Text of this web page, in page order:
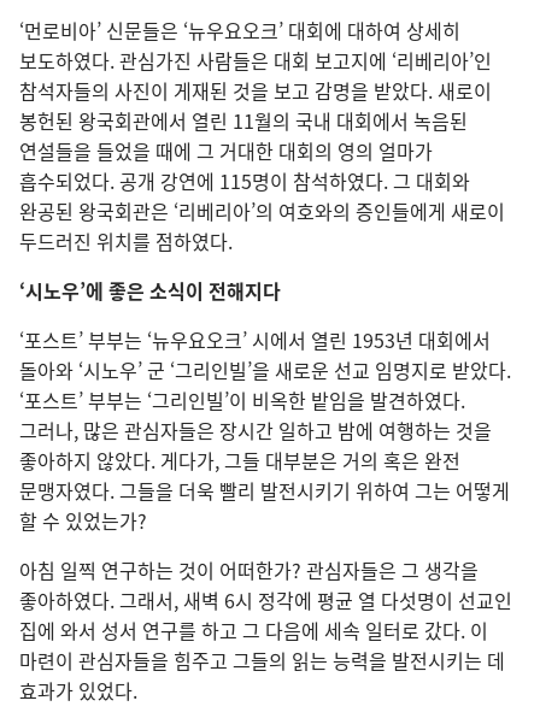
‘먼로비아’ 신문들은 ‘뉴우요오크’ 대회에 대하여 상세히
보도하였다. 관심가진 사람들은 대회 보고지에 ‘리베리아’인
참석자들의 사진이 게재된 것을 보고 감명을 받았다. 새로이
봉헌된 왕국회관에서 열린 11월의 국내 대회에서 녹음된
연설들을 들었을 때에 그 거대한 대회의 영의 얼마가
흡수되었다. 공개 강연에 115명이 참석하였다. 그 대회와
완공된 왕국회관은 ‘리베리아’의 여호와의 증인들에게 새로이
두드러진 위치를 점하였다.
‘시노우’에 좋은 소식이 전해지다
‘포스트’ 부부는 ‘뉴우요오크’ 시에서 열린 1953년 대회에서
돌아와 ‘시노우’ 군 ‘그리인빌’을 새로운 선교 임명지로 받았다.
‘포스트’ 부부는 ‘그리인빌’이 비옥한 밭임을 발견하였다.
그러나, 많은 관심자들은 장시간 일하고 밤에 여행하는 것을
좋아하지 않았다. 게다가, 그들 대부분은 거의 혹은 완전
문맹자였다. 그들을 더욱 빨리 발전시키기 위하여 그는 어떻게
할 수 있었는가?
아침 일찍 연구하는 것이 어떠한가? 관심자들은 그 생각을
좋아하였다. 그래서, 새벽 6시 정각에 평균 열 다섯명이 선교인
집에 와서 성서 연구를 하고 그 다음에 세속 일터로 갔다. 이
마련이 관심자들을 힘주고 그들의 읽는 능력을 발전시키는 데
효과가 있었다.